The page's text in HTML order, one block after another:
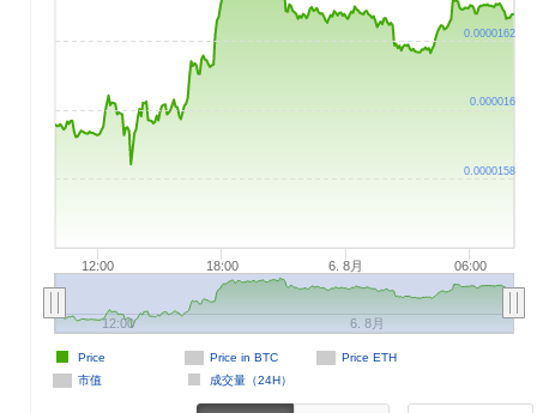
12:00 18:00 6. 8月 06:00
Price in BTC
Price ETH
市值
成交量（24H）
Price
12:00 6. 8月
0.0000158
0.000016
0.0000162